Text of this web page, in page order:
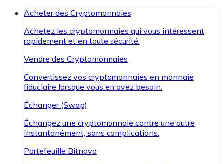
Acheter des Cryptomonnaies
Achetez les cryptomonnaies qui vous intéressent
rapidement et en toute sécurité.
Vendre des Cryptomonnaies
Convertissez vos cryptomonnaies en monnaie
fiduciaire lorsque vous en avez besoin.
Échanger (Swap)
Échangez une cryptomonnaie contre une autre
instantanément, sans complications.
Portefeuille Bitnovo